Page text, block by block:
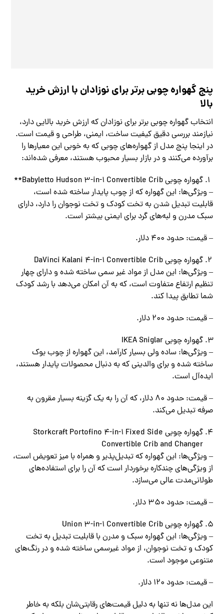
پنج گهواره چوبی برتر برای نوزادان با ارزش خرید
بالا
انتخاب گهواره چوبی برتر برای نوزادان که ارزش خرید بالایی دارد،
نیازمند بررسی دقیق کیفیت ساخت، ایمنی، طراحی و قیمت است.
در اینجا پنج مدل از گهواره‌های چوبی که به خوبی این معیارها را
برآورده می‌کنند و در بازار بسیار محبوب هستند، معرفی شده‌اند:
گهواره چوبی Babyletto Hudson 3-in-1 Convertible Crib**
– ویژگی‌ها: این گهواره که از چوب پایدار ساخته شده است،
قابلیت تبدیل شدن به تخت کودک و تخت نوجوان را دارد، دارای
سبک مدرن و لبه‌های گرد برای ایمنی بیشتر است.
– قیمت: حدود 400 دلار.
گهواره چوبی DaVinci Kalani 4-in-1 Convertible Crib
– ویژگی‌ها: این مدل از مواد غیر سمی ساخته شده و دارای چهار
تنظیم ارتفاع متفاوت است، که به آن امکان می‌دهد با رشد کودک
شما تطابق پیدا کند.
– قیمت: حدود 200 دلار.
گهواره چوبی IKEA Sniglar
– ویژگی‌ها: ساده ولی بسیار کارآمد، این گهواره از چوب بوک
ساخته شده و برای والدینی که به دنبال محصولات پایدار هستند،
ایده‌آل است.
– قیمت: حدود 80 دلار، که آن را به یک گزینه بسیار مقرون‌ به‌
صرفه تبدیل می‌کند.
گهواره چوبی Storkcraft Portofino 4-in-1 Fixed Side
Convertible Crib and Changer
– ویژگی‌ها: این گهواره که تبدیل‌پذیر و همراه با میز تعویض است،
از ویژگی‌های چندکاره برخوردار است که آن را برای استفاده‌های
طولانی‌مدت عالی می‌سازد.
– قیمت: حدود 350 دلار.
گهواره چوبی Union 3-in-1 Convertible Crib
– ویژگی‌ها: این گهواره سبک و مدرن با قابلیت تبدیل به تخت
کودک و تخت نوجوان، از مواد غیرسمی ساخته شده و در رنگ‌های
متنوعی موجود است.
– قیمت: حدود 120 دلار.
این مدل‌ها نه تنها به دلیل قیمت‌های رقابتی‌شان بلکه به خاطر